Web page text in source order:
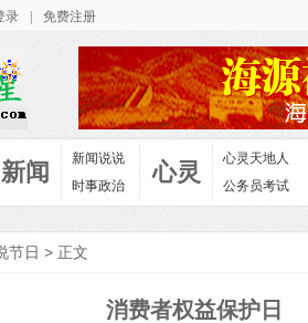
录 免费注册
新闻
新闻说说
时事政治
心灵
心灵天地人
公务员考试
节日 > 正文
消费者权益保护日